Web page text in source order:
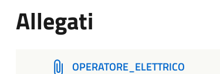
Allegati
OPERATORE_ELETTRICO